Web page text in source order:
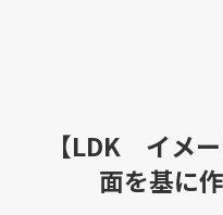
【LDK イメ
面を基に